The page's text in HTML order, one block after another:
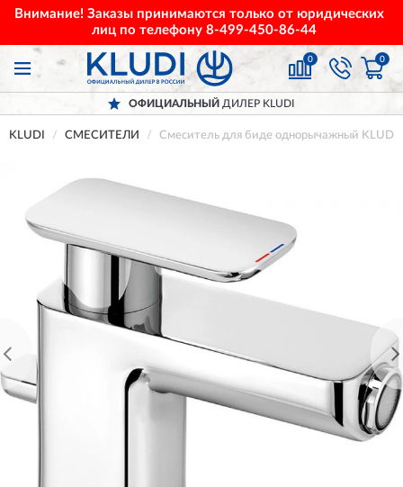
Внимание! Заказы принимаются только от юридических
лиц по телефону 8-499-450-86-44
0 0
ОФИЦИАЛЬНЫЙ ДИЛЕР KLUDI
KLUDI СМЕСИТЕЛИ Смеситель для биде однорычажный KLUDI